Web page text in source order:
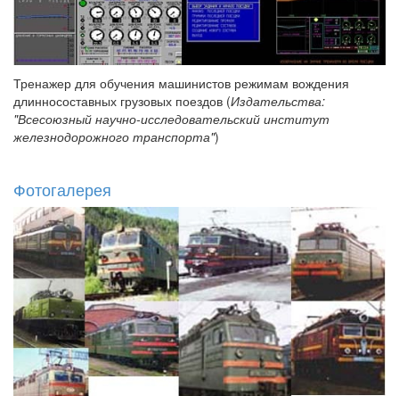
Тренажер для обучения машинистов режимам вождения
длинносоставных грузовых поездов (Издательства:
"Всесоюзный научно-исследовательский институт
железнодорожного транспорта")
Фотогалерея